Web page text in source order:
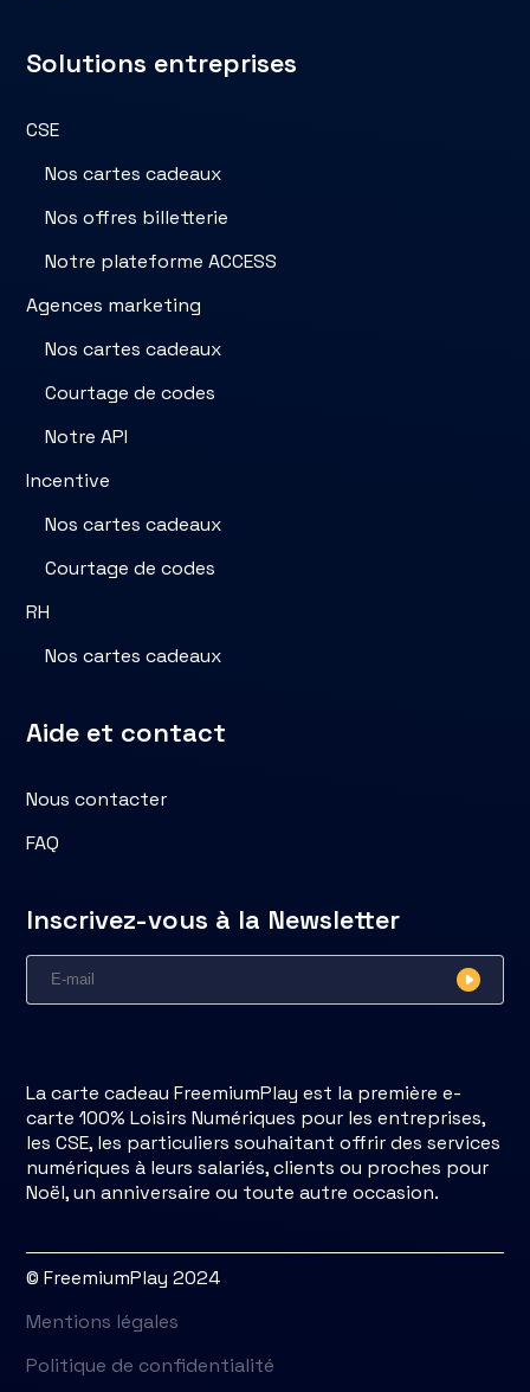
Solutions entreprises
CSE
Nos cartes cadeaux
Nos offres billetterie
Notre plateforme ACCESS
Agences marketing
Nos cartes cadeaux
Courtage de codes
Notre API
Incentive
Nos cartes cadeaux
Courtage de codes
RH
Nos cartes cadeaux
Aide et contact
Nous contacter
FAQ
Inscrivez-vous à la Newsletter
La carte cadeau FreemiumPlay est la première e-
carte 100% Loisirs Numériques pour les entreprises,
les CSE, les particuliers souhaitant offrir des services
numériques à leurs salariés, clients ou proches pour
Noël, un anniversaire ou toute autre occasion.
© FreemiumPlay 2024
Mentions légales
Politique de confidentialité